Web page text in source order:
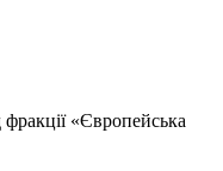
фракції «Європейська